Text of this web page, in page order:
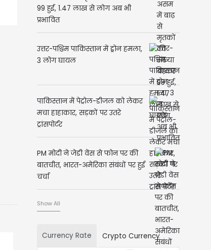
99 हुई, 1.47 लाख से लोग अब भी
प्रभावित
उत्तर-पश्चिम पाकिस्तान में ड्रोन हमला,
3 लोग घायल
पाकिस्तान में पेट्रोल-डीजल को लेकर
मचा हाहाकार, सड़कों पर उतरे
ट्रांसपोर्टर
PM मोदी ने जेडी वेंस से फोन पर की
बातचीत, भारत-अमेरिका संबंधों पर हुई
चर्चा
Show All
Currency Rate Crypto Currency